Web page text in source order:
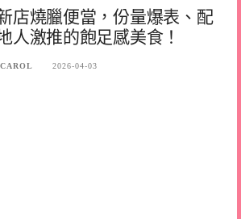
店燒臘便當，份量爆表、配
人激推的飽足感美食！
2026-04-03